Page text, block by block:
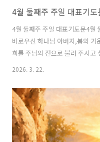
4월 둘째주 주일 대표기도
4월 둘째주 주일 대표기도문4월
비로우신 하나님 아버지,봄의 기
희를 주님의 전으로 불러 주시고
날마다 푸르러 가고 꽃들은 저마
데, 저희의 심령은 때로 무디고
헤아리지 못하였음을 고백합니
보이는 봄의 아름다움 너머에 역
묵상하게 하옵소서.사랑의 하나
2026. 3. 22.